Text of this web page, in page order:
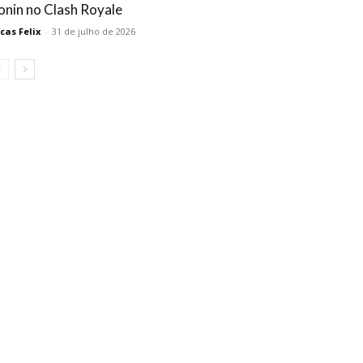
no Clash Royale
Felix - 31 de julho de 2026